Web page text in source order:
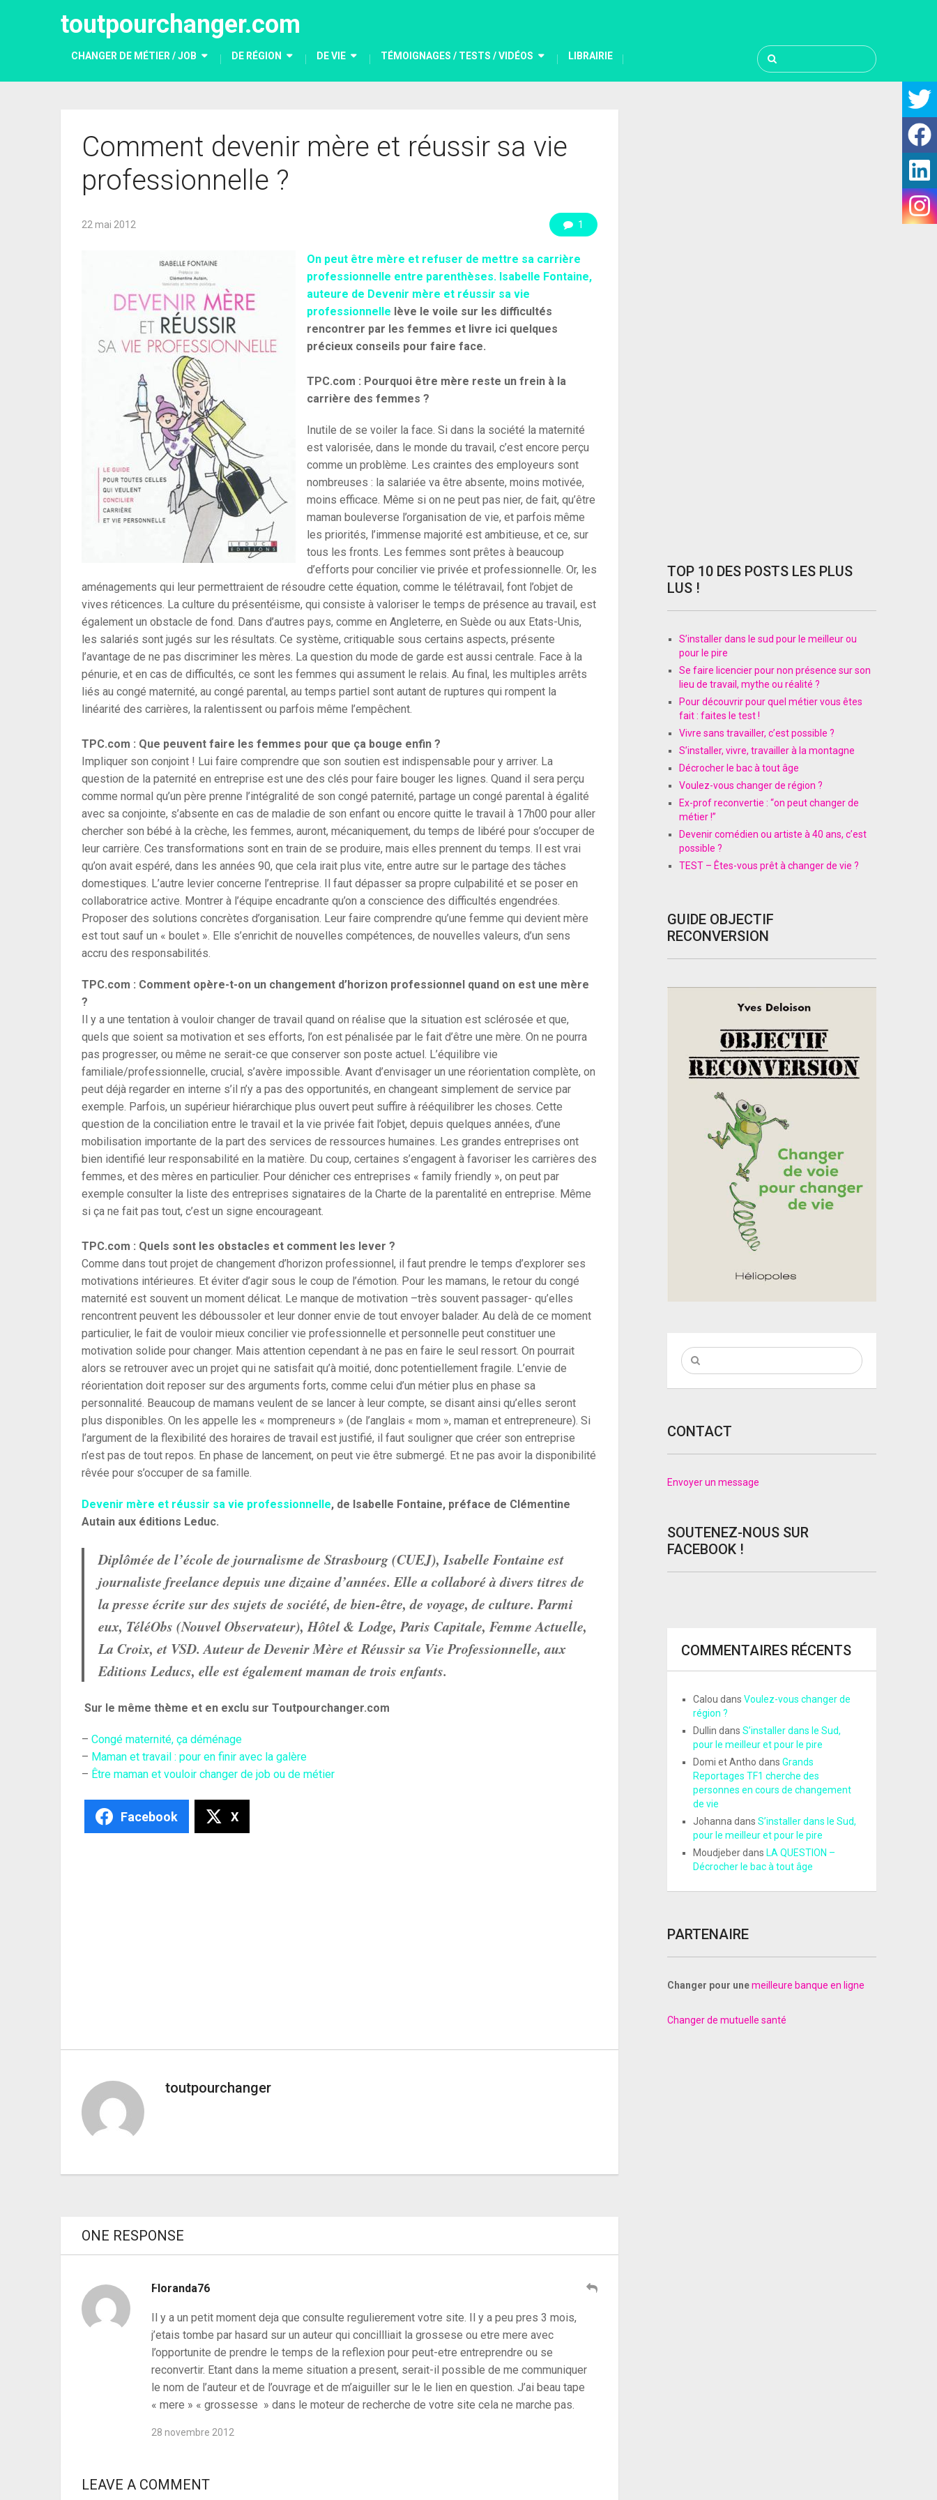
toutpourchanger.com
CHANGER DE MÉTIER / JOB DE RÉGION DE VIE TÉMOIGNAGES / TESTS / VIDÉOS LIBRAIRIE
Comment devenir mère et réussir sa vie
professionnelle ?
22 mai 2012 1
On peut être mère et refuser de mettre sa carrière
professionnelle entre parenthèses. Isabelle Fontaine,
auteure de Devenir mère et réussir sa vie
professionnelle lève le voile sur les difficultés
rencontrer par les femmes et livre ici quelques
précieux conseils pour faire face.
TPC.com : Pourquoi être mère reste un frein à la
carrière des femmes ?
Inutile de se voiler la face. Si dans la société la maternité
est valorisée, dans le monde du travail, c’est encore perçu
comme un problème. Les craintes des employeurs sont
nombreuses : la salariée va être absente, moins motivée,
moins efficace. Même si on ne peut pas nier, de fait, qu’être
maman bouleverse l’organisation de vie, et parfois même
les priorités, l’immense majorité est ambitieuse, et ce, sur
tous les fronts. Les femmes sont prêtes à beaucoup
d’efforts pour concilier vie privée et professionnelle. Or, les
aménagements qui leur permettraient de résoudre cette équation, comme le télétravail, font l’objet de
vives réticences. La culture du présentéisme, qui consiste à valoriser le temps de présence au travail, est
également un obstacle de fond. Dans d’autres pays, comme en Angleterre, en Suède ou aux Etats-Unis,
les salariés sont jugés sur les résultats. Ce système, critiquable sous certains aspects, présente
l’avantage de ne pas discriminer les mères. La question du mode de garde est aussi centrale. Face à la
pénurie, et en cas de difficultés, ce sont les femmes qui assument le relais. Au final, les multiples arrêts
liés au congé maternité, au congé parental, au temps partiel sont autant de ruptures qui rompent la
linéarité des carrières, la ralentissent ou parfois même l’empêchent.
TPC.com : Que peuvent faire les femmes pour que ça bouge enfin ?
Impliquer son conjoint ! Lui faire comprendre que son soutien est indispensable pour y arriver. La
question de la paternité en entreprise est une des clés pour faire bouger les lignes. Quand il sera perçu
comme normal qu’un père prenne l’intégralité de son congé paternité, partage un congé parental à égalité
avec sa conjointe, s’absente en cas de maladie de son enfant ou encore quitte le travail à 17h00 pour aller
chercher son bébé à la crèche, les femmes, auront, mécaniquement, du temps de libéré pour s’occuper de
leur carrière. Ces transformations sont en train de se produire, mais elles prennent du temps. Il est vrai
qu’on avait espéré, dans les années 90, que cela irait plus vite, entre autre sur le partage des tâches
domestiques. L’autre levier concerne l’entreprise. Il faut dépasser sa propre culpabilité et se poser en
collaboratrice active. Montrer à l’équipe encadrante qu’on a conscience des difficultés engendrées.
Proposer des solutions concrètes d’organisation. Leur faire comprendre qu’une femme qui devient mère
est tout sauf un « boulet ». Elle s’enrichit de nouvelles compétences, de nouvelles valeurs, d’un sens
accru des responsabilités.
TPC.com : Comment opère-t-on un changement d’horizon professionnel quand on est une mère
?
Il y a une tentation à vouloir changer de travail quand on réalise que la situation est sclérosée et que,
quels que soient sa motivation et ses efforts, l’on est pénalisée par le fait d’être une mère. On ne pourra
pas progresser, ou même ne serait-ce que conserver son poste actuel. L’équilibre vie
familiale/professionnelle, crucial, s’avère impossible. Avant d’envisager un une réorientation complète, on
peut déjà regarder en interne s’il n’y a pas des opportunités, en changeant simplement de service par
exemple. Parfois, un supérieur hiérarchique plus ouvert peut suffire à rééquilibrer les choses. Cette
question de la conciliation entre le travail et la vie privée fait l’objet, depuis quelques années, d’une
mobilisation importante de la part des services de ressources humaines. Les grandes entreprises ont
bien identifié leur responsabilité en la matière. Du coup, certaines s’engagent à favoriser les carrières des
femmes, et des mères en particulier. Pour dénicher ces entreprises « family friendly », on peut par
exemple consulter la liste des entreprises signataires de la Charte de la parentalité en entreprise. Même
si ça ne fait pas tout, c’est un signe encourageant.
TPC.com : Quels sont les obstacles et comment les lever ?
Comme dans tout projet de changement d’horizon professionnel, il faut prendre le temps d’explorer ses
motivations intérieures. Et éviter d’agir sous le coup de l’émotion. Pour les mamans, le retour du congé
maternité est souvent un moment délicat. Le manque de motivation –très souvent passager- qu’elles
rencontrent peuvent les déboussoler et leur donner envie de tout envoyer balader. Au delà de ce moment
particulier, le fait de vouloir mieux concilier vie professionnelle et personnelle peut constituer une
motivation solide pour changer. Mais attention cependant à ne pas en faire le seul ressort. On pourrait
alors se retrouver avec un projet qui ne satisfait qu’à moitié, donc potentiellement fragile. L’envie de
réorientation doit reposer sur des arguments forts, comme celui d’un métier plus en phase sa
personnalité. Beaucoup de mamans veulent de se lancer à leur compte, se disant ainsi qu’elles seront
plus disponibles. On les appelle les « mompreneurs » (de l’anglais « mom », maman et entrepreneure). Si
l’argument de la flexibilité des horaires de travail est justifié, il faut souligner que créer son entreprise
n’est pas de tout repos. En phase de lancement, on peut vie être submergé. Et ne pas avoir la disponibilité
rêvée pour s’occuper de sa famille.
Devenir mère et réussir sa vie professionnelle, de Isabelle Fontaine, préface de Clémentine
Autain aux éditions Leduc.
Diplômée de l’école de journalisme de Strasbourg (CUEJ), Isabelle Fontaine est
journaliste freelance depuis une dizaine d’années. Elle a collaboré à divers titres de
la presse écrite sur des sujets de société, de bien-être, de voyage, de culture. Parmi
eux, TéléObs (Nouvel Observateur), Hôtel & Lodge, Paris Capitale, Femme Actuelle,
La Croix, et VSD. Auteur de Devenir Mère et Réussir sa Vie Professionnelle, aux
Editions Leducs, elle est également maman de trois enfants.
Sur le même thème et en exclu sur Toutpourchanger.com
– Congé maternité, ça déménage
– Maman et travail : pour en finir avec la galère
– Être maman et vouloir changer de job ou de métier
Facebook X
toutpourchanger
Saucisson d'Australie
ONE RESPONSE
Floranda76
Il y a un petit moment deja que consulte regulierement votre site. Il y a peu pres 3 mois,
j’etais tombe par hasard sur un auteur qui concillliait la grossese ou etre mere avec
l’opportunite de prendre le temps de la reflexion pour peut-etre entreprendre ou se
reconvertir. Etant dans la meme situation a present, serait-il possible de me communiquer
le nom de l’auteur et de l’ouvrage et de m’aiguiller sur le le lien en question. J’ai beau tape
« mere » « grossesse » dans le moteur de recherche de votre site cela ne marche pas.
28 novembre 2012
LEAVE A COMMENT
TOP 10 DES POSTS LES PLUS
LUS !
S’installer dans le sud pour le meilleur ou
pour le pire
Se faire licencier pour non présence sur son
lieu de travail, mythe ou réalité ?
Pour découvrir pour quel métier vous êtes
fait : faites le test !
Vivre sans travailler, c’est possible ?
S’installer, vivre, travailler à la montagne
Décrocher le bac à tout âge
Voulez-vous changer de région ?
Ex-prof reconvertie : “on peut changer de
métier !”
Devenir comédien ou artiste à 40 ans, c’est
possible ?
TEST – Êtes-vous prêt à changer de vie ?
GUIDE OBJECTIF
RECONVERSION
CONTACT
Envoyer un message
SOUTENEZ-NOUS SUR
FACEBOOK !
COMMENTAIRES RÉCENTS
Calou dans Voulez-vous changer de
région ?
Dullin dans S’installer dans le Sud,
pour le meilleur et pour le pire
Domi et Antho dans Grands
Reportages TF1 cherche des
personnes en cours de changement
de vie
Johannadans S’installer dans le Sud,
pour le meilleur et pour le pire
Moudjeberdans LA QUESTION –
Décrocher le bac à tout âge
PARTENAIRE
Changer pour unemeilleure banque en ligne
Changer de mutuelle santé